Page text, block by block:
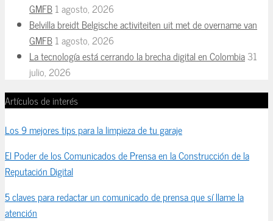
GMFB1 agosto, 2026
Belvilla breidt Belgische activiteiten uit met de overname van
GMFB1 agosto, 2026
La tecnología está cerrando la brecha digital en Colombia31
julio, 2026
Artículos de interés
Los 9 mejores tips para la limpieza de tu garaje
El Poder de los Comunicados de Prensa en la Construcción de la
Reputación Digital
5 claves para redactar un comunicado de prensa que sí llame la
atención